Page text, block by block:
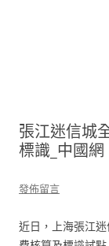
張江迷信城
標識_中國網
發佈留言
近日，上海張江